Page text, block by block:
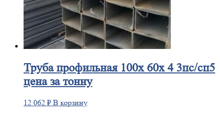
Трубапрофильная 100х 60х 4 3пс/сп5
цена за тонну
12 062 ₽ В корзину